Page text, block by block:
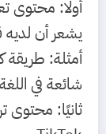
أولًا: محتوى
يشعر أن
أمثلة: طريقة
شائعة في
ثانيًا: محتوى